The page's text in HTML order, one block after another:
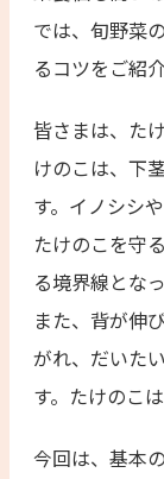
では、旬野菜
るコツをご紹
皆さまは、た
けのこは、下
す。イノシシ
たけのこを守
る境界線とな
また、背が伸
がれ、だいた
す。たけのこ
今回は、基本